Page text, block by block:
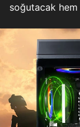
soğutacak